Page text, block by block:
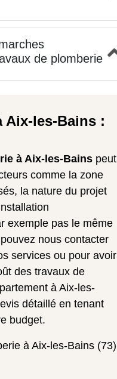
de plomberie
Aix-les-Bains :
à Aix-les-Bains peut
comme la zone
la nature du projet
exemple pas le même
nous contacter
services ou pour avoir
des travaux de
à Aix-les-
détaillé en tenant
budget.
à Aix-les-Bains (73)